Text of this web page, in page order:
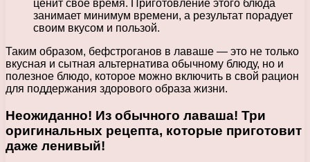
ценит свое время. Приготовление этого блюда
занимает минимум времени, а результат порадует
своим вкусом и пользой.
Таким образом, бефстроганов в лаваше — это не только
вкусная и сытная альтернатива обычному блюду, но и
полезное блюдо, которое можно включить в свой рацион
для поддержания здорового образа жизни.
Неожиданно! Из обычного лаваша! Три
оригинальных рецепта, которые приготовит
даже ленивый!